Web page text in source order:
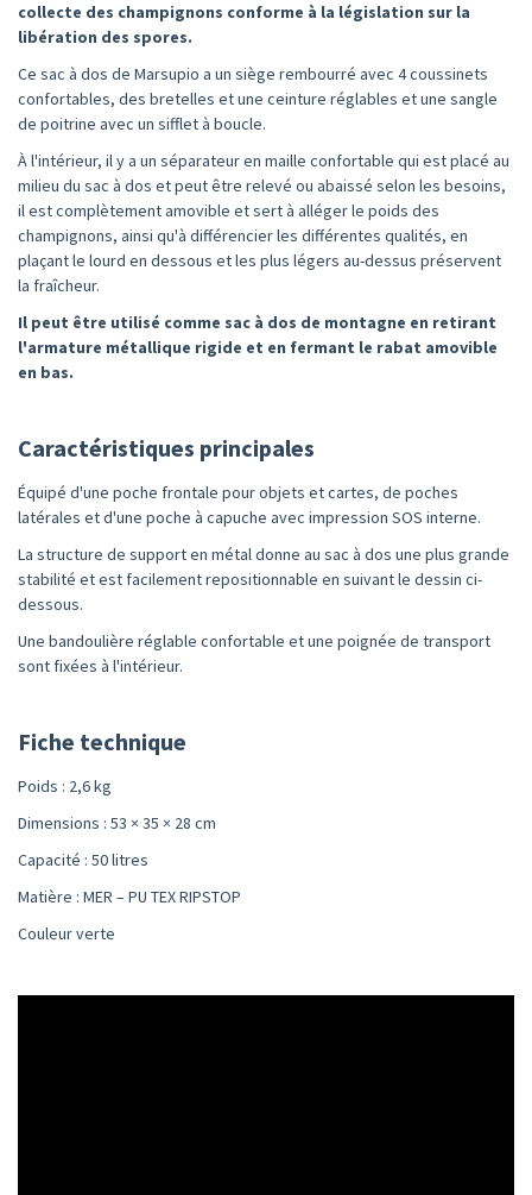
collecte des champignons conforme à la législation sur la
libération des spores.
Ce sac à dos de Marsupio a un siège rembourré avec 4 coussinets
confortables, des bretelles et une ceinture réglables et une sangle
de poitrine avec un sifflet à boucle.
À l'intérieur, il y a un séparateur en maille confortable qui est placé au
milieu du sac à dos et peut être relevé ou abaissé selon les besoins,
il est complètement amovible et sert à alléger le poids des
champignons, ainsi qu'à différencier les différentes qualités, en
plaçant le lourd en dessous et les plus légers au-dessus préservent
la fraîcheur.
Il peut être utilisé comme sac à dos de montagne en retirant
l'armature métallique rigide et en fermant le rabat amovible
en bas.
Caractéristiques principales
Équipé d'une poche frontale pour objets et cartes, de poches
latérales et d'une poche à capuche avec impression SOS interne.
La structure de support en métal donne au sac à dos une plus grande
stabilité et est facilement repositionnable en suivant le dessin ci-
dessous.
Une bandoulière réglable confortable et une poignée de transport
sont fixées à l'intérieur.
Fiche technique
Poids : 2,6 kg
Dimensions : 53 × 35 × 28 cm
Capacité : 50 litres
Matière : MER – PU TEX RIPSTOP
Couleur verte